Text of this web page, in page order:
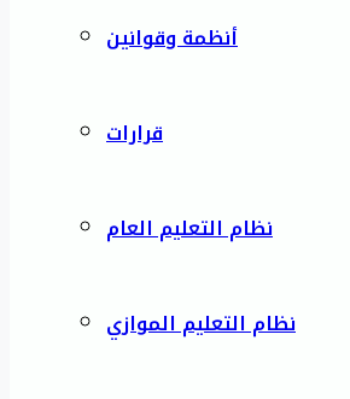
أنظمة وقوانين
قرارات
نظام التعليم العام
نظام التعليم الموازي